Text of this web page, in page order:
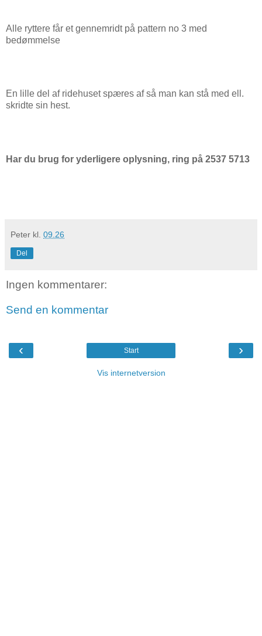
Alle ryttere får et gennemridt på pattern no 3 med
bedømmelse
En lille del af ridehuset spæres af så man kan stå med ell.
skridte sin hest.
Har du brug for yderligere oplysning, ring på 2537 5713
Peter kl. 09.26
Del
Ingen kommentarer:
Send en kommentar
‹ ›
Start
Vis internetversion